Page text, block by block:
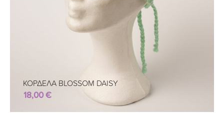
ΚΟΡΔΕΛΑ BLOSSOM DAISY
18,00€